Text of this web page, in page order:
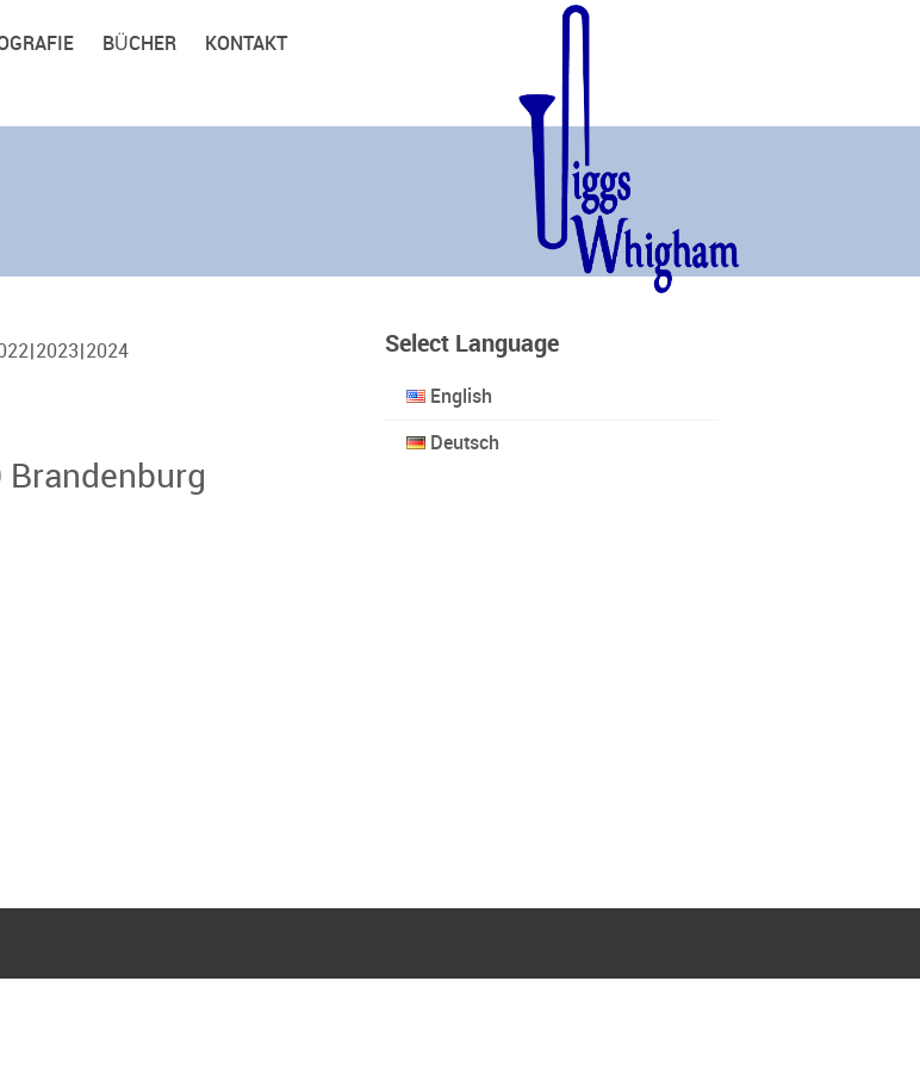
BÜCHER KONTAKT
2023 2024
Brandenburg
Select Language
English
Deutsch